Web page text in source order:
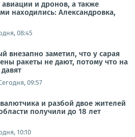
и дронов, а также
находились: Александровка,
08:45
внезапно заметил, что у сарая
ракеты не дают, потому что на
09:57
и разбой двое жителей
получили до 18 лет
10:10